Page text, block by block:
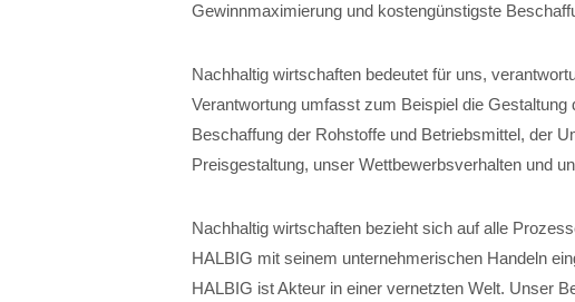
Gewinnmaximierung und kostengünstigste
Nachhaltig wirtschaften bedeutet für uns,
Verantwortung umfasst zum Beispiel die Gestaltung
Beschaffung der Rohstoffe und Betriebsmittel, der
Preisgestaltung, unser Wettbewerbsverhalten und
Nachhaltig wirtschaften bezieht sich auf alle
HALBIG mit seinem unternehmerischen Handeln
HALBIG ist Akteur in einer vernetzten Welt. Unser